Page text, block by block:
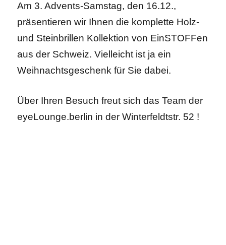
Am 3. Advents-Samstag, den 16.12.,
präsentieren wir Ihnen die komplette Holz-
und Steinbrillen Kollektion von EinSTOFFen
aus der Schweiz. Vielleicht ist ja ein
Weihnachtsgeschenk für Sie dabei.
Über Ihren Besuch freut sich das Team der
eyeLounge.berlin in der Winterfeldtstr. 52 !